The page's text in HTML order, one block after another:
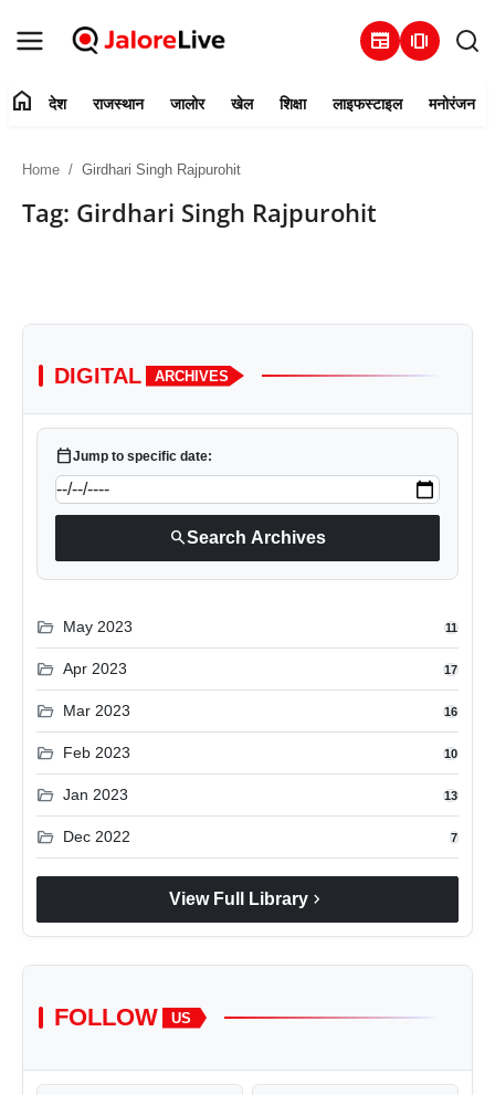
newspaper amp_stories
जालोर
खेल
लाइफस्टाइल
मनोरंजन
तकनीक
विशेष
बिज़नेस
home देश राजस्थान जालोर खेल शिक्षा लाइफस्टाइल मनोरंजन
Home Girdhari Singh Rajpurohit
Tag: Girdhari Singh Rajpurohit
DIGITAL ARCHIVES
calendar_todayJump to specific date:
searchSearch Archives
folder_open May 2023 11
folder_open Apr 2023 17
folder_open Mar 2023 16
folder_open Feb 2023 10
folder_open Jan 2023 13
folder_open Dec 2022 7
View Full Library chevron_right
FOLLOW US